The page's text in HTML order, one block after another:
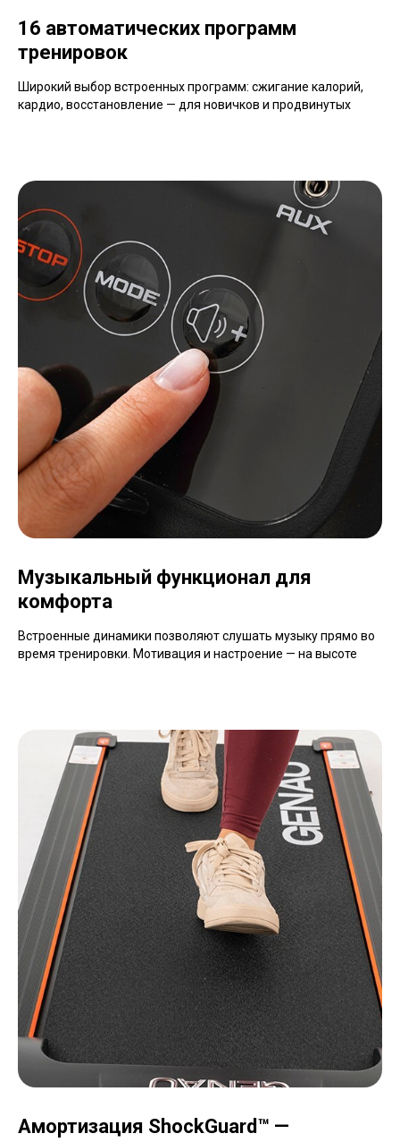
16 автоматических программ
тренировок
Широкий выбор встроенных программ: сжигание калорий,
кардио, восстановление — для новичков и продвинутых
Музыкальный функционал для
комфорта
Встроенные динамики позволяют слушать музыку прямо во
время тренировки. Мотивация и настроение — на высоте
Амортизация ShockGuard™ —